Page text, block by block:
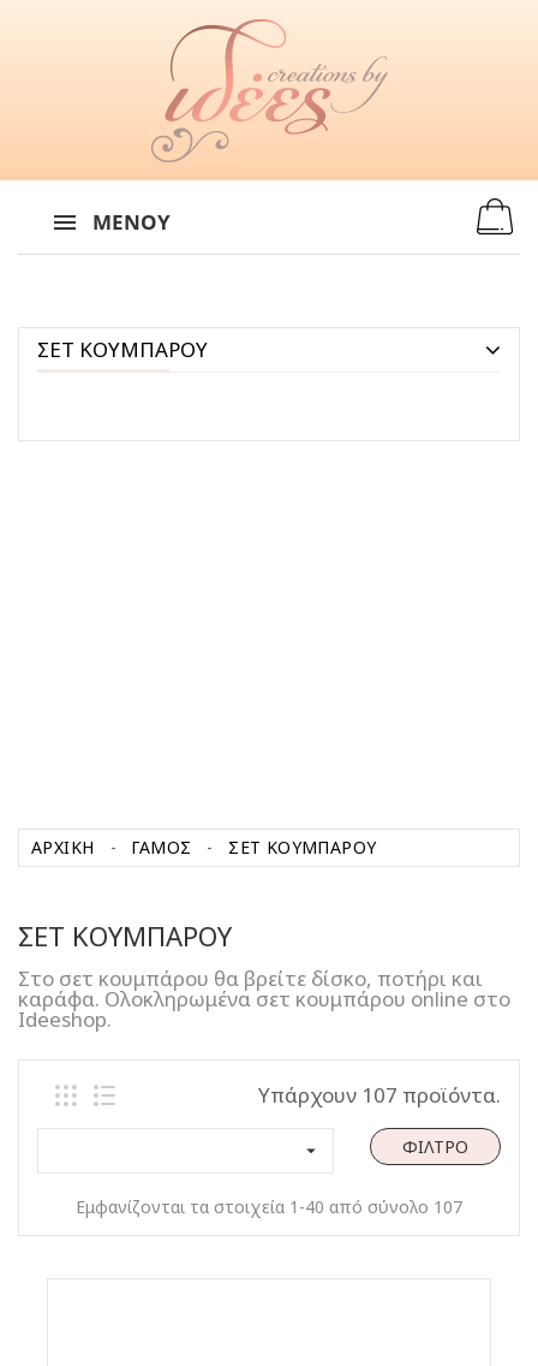
ΜΕΝΟΎ
ΣΕΤ ΚΟΥΜΠΑΡΟΥ
ΑΡΧΙΚΉ ΓΑΜΟΣ ΣΕΤ ΚΟΥΜΠΑΡΟΥ
ΣΕΤ ΚΟΥΜΠΑΡΟΥ
Στο σετ κουμπάρου θα βρείτε δίσκο, ποτήρι και
καράφα. Ολοκληρωμένα σετ κουμπάρου online στο
Ideeshop.
Υπάρχουν 107 προϊόντα.
 ΦΊΛΤΡΟ
Εμφανίζονται τα στοιχεία 1-40 από σύνολο 107